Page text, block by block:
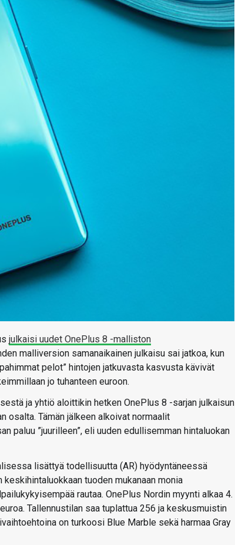
julkaisi uudet OnePlus 8 -malliston
malliversion samanaikainen julkaisu sai jatkoa, kun
pelot” hintojen jatkuvasta kasvusta kävivät
jo tuhanteen euroon.
ja yhtiö aloittikin hetken OnePlus 8 -sarjan julkaisun
osalta. Tämän jälkeen alkoivat normaalit
paluu ”juurilleen”, eli uuden edullisemman hintaluokan
lisättyä todellisuutta (AR) hyödyntäneessä
tuoden mukanaan monia
rautaa. OnePlus Nordin myynti alkaa 4.
Tallennustilan saa tuplattua 256 ja keskusmuistin
on turkoosi Blue Marble sekä harmaa Gray